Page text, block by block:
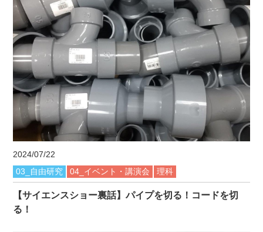
2024/07/22
03_自由研究
04_イベント・講演会 理科
【サイエンスショー裏話】パイプを切る！コードを切
る！